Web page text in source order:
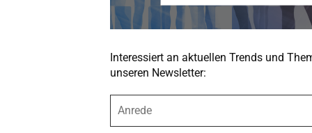
Interessiert an aktuellen Trends und
unseren Newsletter:
r